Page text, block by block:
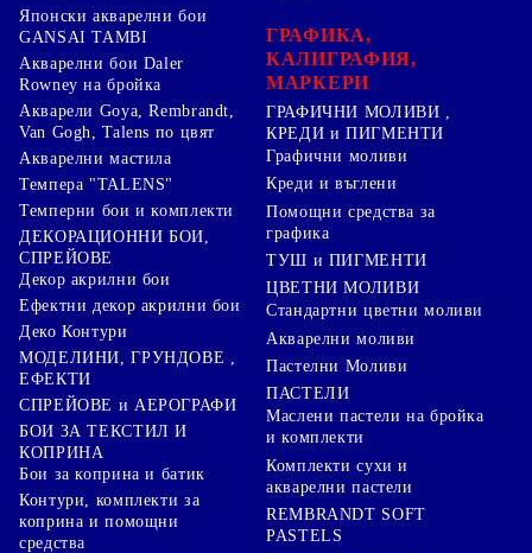
Японски акварелни бои
GANSAI TAMBI
Акварелни бои Daler
Rowney на бройка
Акварели Goya, Rembrandt,
Van Gogh, Talens по цвят
Акварелни мастила
Темпера "TALENS"
Темперни бои и комплекти
ДЕКОРАЦИОННИ БОИ,
СПРЕЙОВЕ
Декор акрилни бои
Ефектни декор акрилни бои
Деко Контури
МОДЕЛИНИ, ГРУНДОВЕ ,
ЕФЕКТИ
СПРЕЙОВЕ и АЕРОГРАФИ
БОИ ЗА ТЕКСТИЛ И
КОПРИНА
Бои за коприна и батик
Контури, комплекти за
коприна и помощни
средства
ГРАФИКА,
КАЛИГРАФИЯ,
МАРКЕРИ
ГРАФИЧНИ МОЛИВИ ,
КРЕДИ и ПИГМЕНТИ
Графични моливи
Креди и въглени
Помощни средства за
графика
ТУШ и ПИГМЕНТИ
ЦВЕТНИ МОЛИВИ
Стандартни цветни моливи
Акварелни моливи
Пастелни Моливи
ПАСТЕЛИ
Маслени пастели на бройка
и комплекти
Комплекти сухи и
акварелни пастели
REMBRANDT SOFT
PASTELS